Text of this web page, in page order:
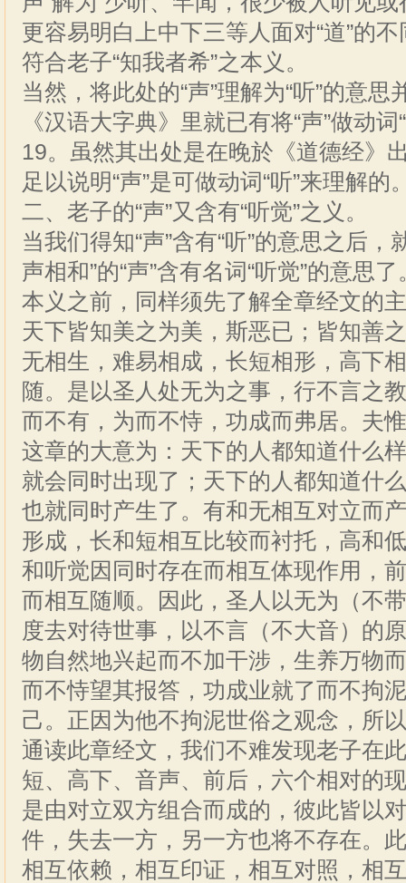
更容易明白上中下三等人面对“道”的
符合老子“知我者希”之本义。
当然，将此处的“声”理解为“听”的意
《汉语大字典》里就已有将“声”做动词
19。虽然其出处是在晚於《道德经》
足以说明“声”是可做动词“听”来理解的
二、老子的“声”又含有“听觉”之义。
当我们得知“声”含有“听”的意思之后，
声相和”的“声”含有名词“听觉”的意思
本义之前，同样须先了解全章经文的
天下皆知美之为美，斯恶已；皆知善
无相生，难易相成，长短相形，高下
随。是以圣人处无为之事，行不言之
而不有，为而不恃，功成而弗居。夫
这章的大意为：天下的人都知道什么
就会同时出现了；天下的人都知道什
也就同时产生了。有和无相互对立而
形成，长和短相互比较而衬托，高和
和听觉因同时存在而相互体现作用，
而相互随顺。因此，圣人以无为（不
度去对待世事，以不言（不大音）的
物自然地兴起而不加干涉，生养万物
而不恃望其报答，功成业就了而不拘
己。正因为他不拘泥世俗之观念，
通读此章经文，我们不难发现老子在
短、高下、音声、前后，六个相对的
是由对立双方组合而成的，彼此皆以
件，失去一方，另一方也将不存在。
相互依赖，相互印证，相互对照，相